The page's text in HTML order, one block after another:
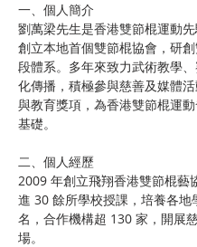
一、個人簡介
劉萬梁先生是香港雙節棍運動
創立本地首個雙節棍協會，研
段體系。多年來致力武術教學
化傳播，積極參與慈善及媒體
與教育獎項，為香港雙節棍運
基礎。
二、個人經歷
2009 年創立飛翔香港雙節棍藝
進 30 餘所學校授課，培養各地
名，合作機構超 130 家，開展
場。